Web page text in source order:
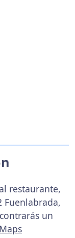
restaurante,
Fuenlabrada,
un